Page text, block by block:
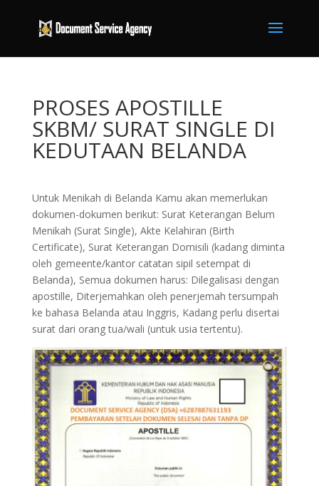
PROSES APOSTILLE
SKBM/ SURAT SINGLE DI
KEDUTAAN BELANDA
Untuk Menikah di Belanda Kamu akan memerlukan
dokumen-dokumen berikut: Surat Keterangan Belum
Menikah (Surat Single), Akte Kelahiran (Birth
Certificate), Surat Keterangan Domisili (kadang diminta
oleh gemeente/kantor catatan sipil setempat di
Belanda), Semua dokumen harus: Dilegalisasi dengan
apostille, Diterjemahkan oleh penerjemah tersumpah
ke bahasa Belanda atau Inggris, Kadang perlu disertai
surat dari orang tua/wali (untuk usia tertentu).